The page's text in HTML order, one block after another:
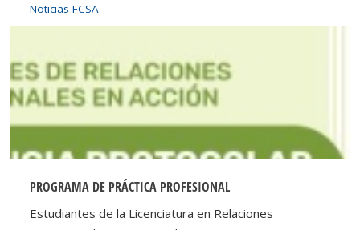
Noticias FCSA
PROGRAMA DE PRÁCTICA PROFESIONAL
Estudiantes de la Licenciatura en Relaciones